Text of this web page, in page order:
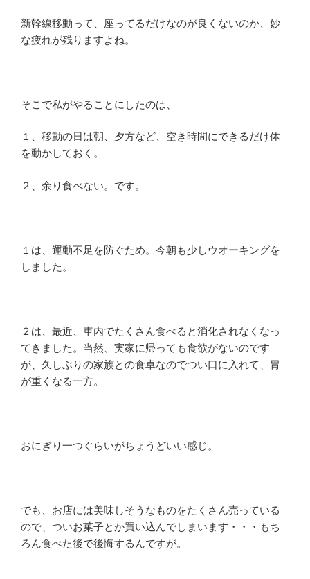
新幹線移動って、座ってるだけなのが良くないのか、妙
な疲れが残りますよね。
そこで私がやることにしたのは、
１、移動の日は朝、夕方など、空き時間にできるだけ体
を動かしておく。
２、余り食べない。です。
１は、運動不足を防ぐため。今朝も少しウオーキングを
しました。
２は、最近、車内でたくさん食べると消化されなくなっ
てきました。当然、実家に帰っても食欲がないのです
が、久しぶりの家族との食卓なのでつい口に入れて、胃
が重くなる一方。
おにぎり一つぐらいがちょうどいい感じ。
でも、お店には美味しそうなものをたくさん売っている
ので、ついお菓子とか買い込んでしまいます・・・もち
ろん食べた後で後悔するんですが。